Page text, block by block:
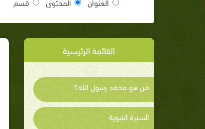
العنوان المحتوى قسم
القائمة الرئيسية
من هو محمد رسول الله؟
السيرة النبوية